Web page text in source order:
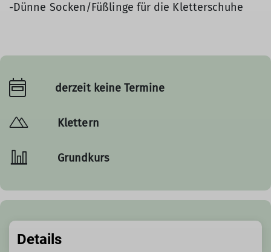
-Dünne Socken/Füßlinge für die Kletterschuhe
derzeit keine Termine
Klettern
Grundkurs
Details